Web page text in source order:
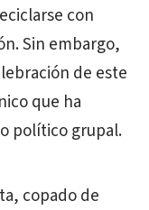
con
Sin embargo,
de este
que ha
político grupal.
copado de